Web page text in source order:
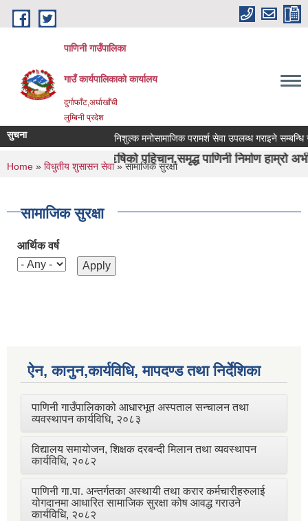
Skip to main content
पाणिनी गाउँपालिका
गाउँ कार्यपालिकाको कार्यालय
दुर्गाफाँट,अर्घाखाँची
लुम्बिनी प्रदेश
र दुर्वाशा ऋषिको पहिचान,समृद्ध पाणिनी निर्माण हाम्रो अभीयान"।
सुचना निशुल्क मनोसामाजिक परामर्श सेवा उपलब्ध गराइने सम्बन्धि
You are here
Home » विधुतीय शुसासन सेवा» सामाजिक सुरक्षा
सामाजिक सुरक्षा
आर्थिक वर्ष
ऐन, कानुन,कार्यविधि, मापदण्ड तथा निर्देशिका
पाणिनी गाउँपालिकाको आधारभूत अस्पताल सन्चालन तथा
व्यवस्थापन कार्यविधि, २०८३
विद्यालय समायोजन, शिक्षक दरबन्दी मिलान तथा व्यवस्थापन
कार्यविधि, २०८२
पाणिनी गा.पा. अन्तर्गतका अस्थायी तथा करार कर्मचारीहरुलाई
योगदानमा आधारित सामाजिक सुरक्षा कोष आवद्ध गराउने
कार्यविधि, २०८२